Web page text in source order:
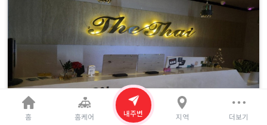
홈 홈케어 내주변 지역 더보기